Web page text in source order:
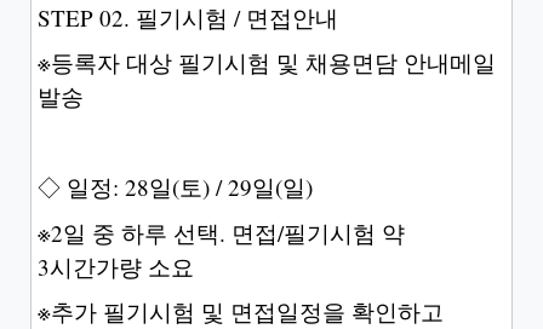
STEP 02. 필기시험 / 면접안내
※등록자 대상 필기시험 및 채용면담 안내메일
발송
◇ 일정: 28일(토) / 29일(일)
※2일 중 하루 선택. 면접/필기시험 약
3시간가량 소요
※추가 필기시험 및 면접일정을 확인하고